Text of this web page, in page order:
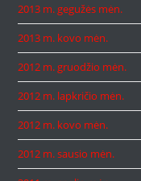
2013 m. gegužės mėn.
2013 m. kovo mėn.
2012 m. gruodžio mėn.
2012 m. lapkričio mėn.
2012 m. kovo mėn.
2012 m. sausio mėn.